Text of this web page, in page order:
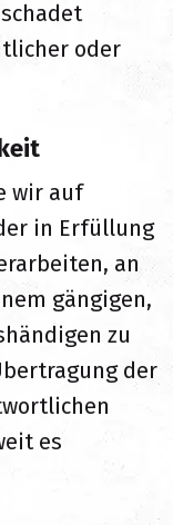
oder
wir auf
in Erfüllung
an
gängigen,
zu
der
es